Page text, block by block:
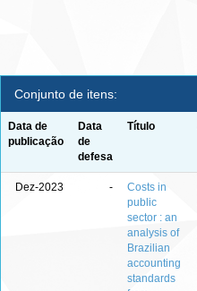
Conjunto de itens:
Data de
publicação
Data
de
defesa
Título
Dez-2023 -
Costs in
public
sector : an
analysis of
Brazilian
accounting
standards